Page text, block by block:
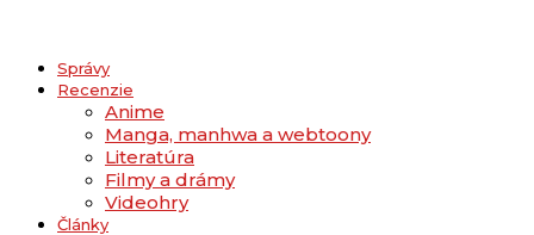
Správy
Recenzie
Anime
Manga, manhwa a webtoony
Literatúra
Filmy a drámy
Videohry
Články